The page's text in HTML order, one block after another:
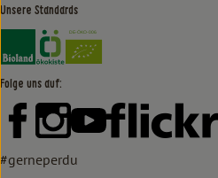
Unsere Standards
Externer Link zu https://
Externer Link zu https://
Folge uns auf:
Externer Link zu https://
Externer Link zu
Externer Link zu
#gerneperdu